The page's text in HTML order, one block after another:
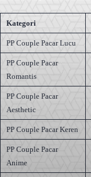
Kategori
PP Couple Pacar Lucu
PP Couple Pacar
Romantis
PP Couple Pacar
Aesthetic
PP Couple Pacar Keren
PP Couple Pacar
Anime